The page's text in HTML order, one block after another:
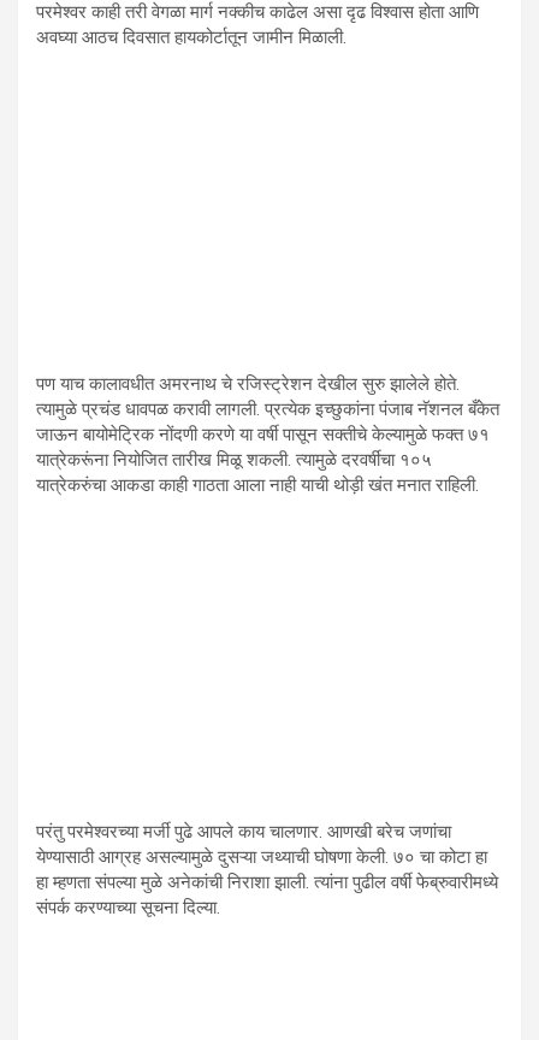
परमेश्वर काही तरी वेगळा मार्ग नक्कीच काढेल असा दृढ विश्वास होता आणि
अवघ्या आठच दिवसात हायकोर्टातून जामीन मिळाली.
पण याच कालावधीत अमरनाथ चे रजिस्ट्रेशन देखील सुरु झालेले होते.
त्यामुळे प्रचंड धावपळ करावी लागली. प्रत्येक इच्छुकांना पंजाब नॅशनल बँकेत
जाऊन बायोमेट्रिक नोंदणी करणे या वर्षी पासून सक्तीचे केल्यामुळे फक्त ७१
यात्रेकरूंना नियोजित तारीख मिळू शकली. त्यामुळे दरवर्षीचा १०५
यात्रेकरुंचा आकडा काही गाठता आला नाही याची थोड़ी खंत मनात राहिली.
परंतु परमेश्वरच्या मर्जी पुढे आपले काय चालणार. आणखी बरेच जणांचा
येण्यासाठी आग्रह असल्यामुळे दुसऱ्या जथ्याची घोषणा केली. ७० चा कोटा हा
हा म्हणता संपल्या मुळे अनेकांची निराशा झाली. त्यांना पुढील वर्षी फेब्रुवारीमध्ये
संपर्क करण्याच्या सूचना दिल्या.